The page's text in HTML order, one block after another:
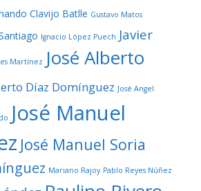
Clavijo Batlle Gustavo Matos
Ignacio López Puech Javier
Martínez José Alberto
Díaz Domínguez José Angel
José Manuel
José Manuel Soria
Mariano Rajoy Pablo Reyes Núñez